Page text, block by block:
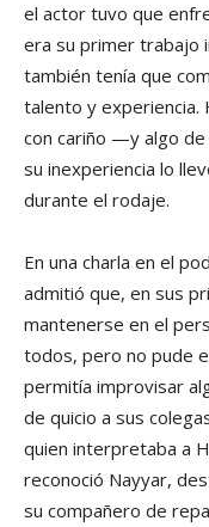
el actor tuvo que
era su primer trabajo
también tenía que
talento y experiencia.
con cariño —y algo
su inexperiencia lo
durante el rodaje.
En una charla en el
admitió que, en sus
mantenerse en el
todos, pero no pude
permitía improvisar
de quicio a sus
quien interpretaba a
reconoció Nayyar,
su compañero de